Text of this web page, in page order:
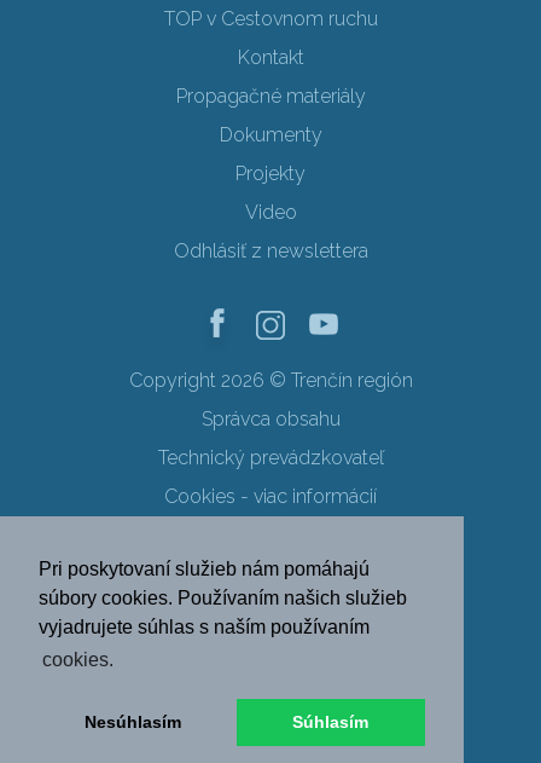
Pri poskytovaní služieb nám pomáhajú
súbory cookies. Používaním našich služieb
vyjadrujete súhlas s naším používaním
cookies.
Nesúhlasím Súhlasím
TOP v Cestovnom ruchu
Kontakt
Propagačné materiály
Dokumenty
Projekty
Video
Odhlásiť z newslettera
Copyright 2026 © Trenčín región
Správca obsahu
Technický prevádzkovateľ
Cookies - viac informácií
Ochrana osobných údajov
SK EN DE
PL